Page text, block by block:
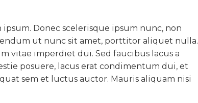
Donec scelerisque ipsum nunc, non
ut nunc sit amet, porttitor aliquet nulla.
vitae imperdiet dui. Sed faucibus lacus a
posuere, lacus erat condimentum dui, et
sem et luctus auctor. Mauris aliquam nisi